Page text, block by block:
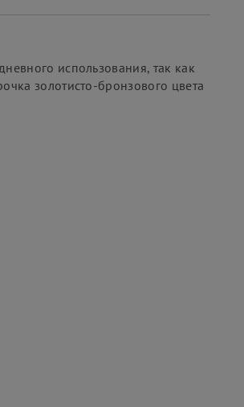
использования, так как
золотисто-бронзового цвета